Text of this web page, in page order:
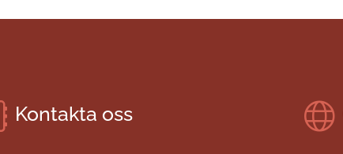
Kontakta oss